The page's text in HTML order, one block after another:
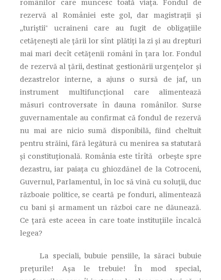
românilor care muncesc toată viața. Fondul de
rezervă al României este gol, dar magistrații și
„turiștiiˮ ucraineni care au fugit de obligațiile
cetățenești ale țării lor sînt plătiți la zi și au drepturi
mai mari decît cetățenii români în țara lor. Fondul
de rezervă al țării, destinat gestionării urgențelor și
dezastrelor interne, a ajuns o sursă de jaf, un
instrument multifuncțional care alimentează
măsuri controversate în dauna românilor. Surse
guvernamentale au confirmat că fondul de rezervă
nu mai are nicio sumă disponibilă, fiind cheltuit
pentru străini, fără legătură cu menirea sa statutară
și constituțională. România este tîrîtă orbește spre
dezastru, iar paiața cu ghiozdănel de la Cotroceni,
Guvernul, Parlamentul, în loc să vină cu soluții, duc
războaie politice, se ceartă pe fonduri, alimentează
cu bani și armament un război care ne dăunează.
Ce țară este aceea în care toate instituțiile încalcă
legea?
La speciali, bubuie pensiile, la săraci bubuie
prețurile! Așa le trebuie! În mod special,